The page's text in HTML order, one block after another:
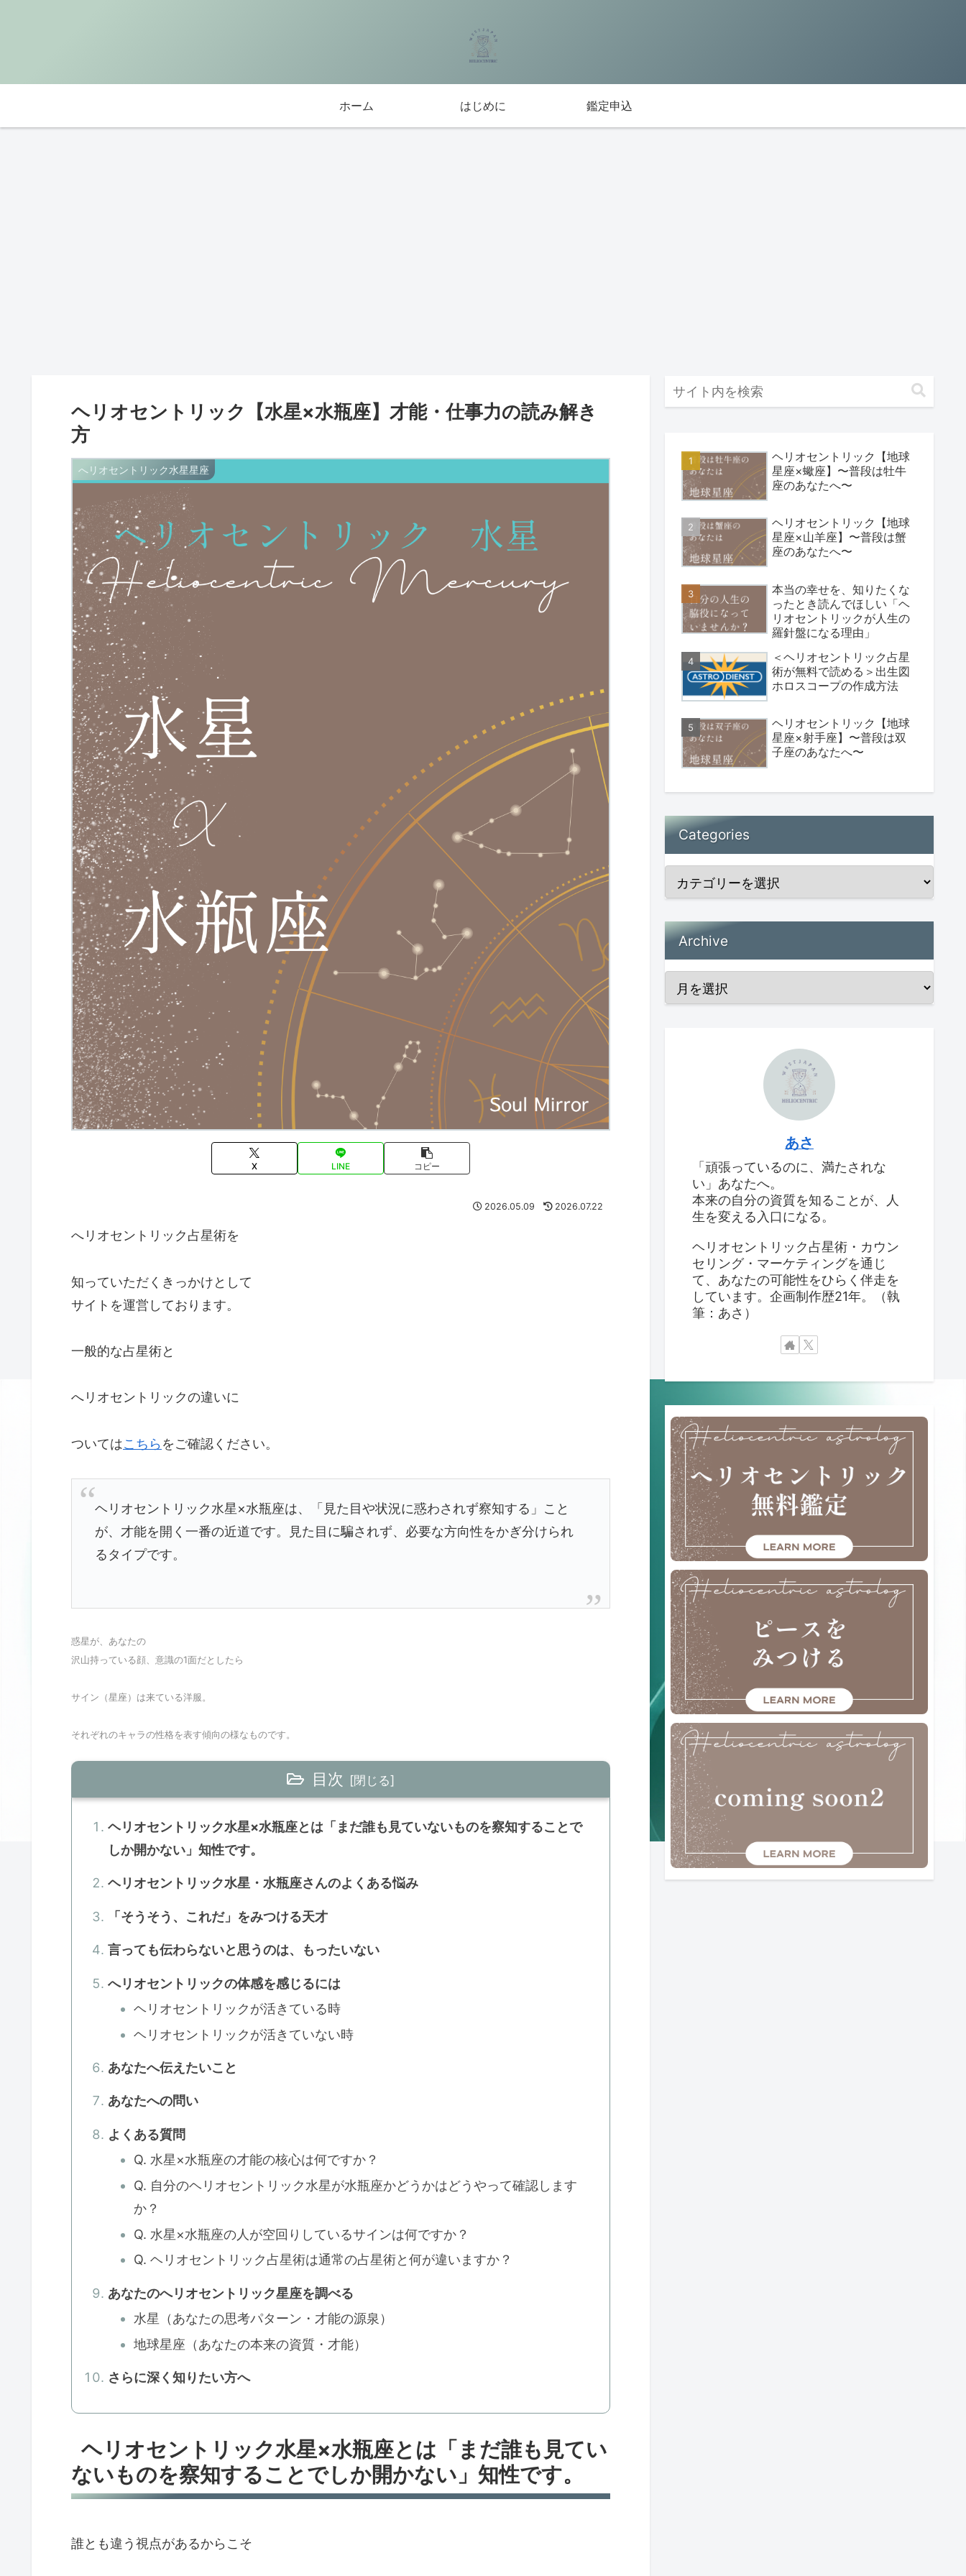
ホーム はじめに 鑑定申込
ヘリオセントリック【水星×水瓶座】才能・仕事力の読み解き
方
へリオセントリック水星星座
X LINE コピー
2026.05.09 2026.07.22
へリオセントリック占星術を
知っていただくきっかけとして
サイトを運営しております。
一般的な占星術と
へリオセントリックの違いに
ついてはこちら をご確認ください。
ヘリオセントリック水星×水瓶座は、「見た目や状況に惑わされず察知する」こと
が、才能を開く一番の近道です。見た目に騙されず、必要な方向性をかぎ分けられ
るタイプです。
惑星が、あなたの
沢山持っている顔、意識の1面だとしたら
サイン（星座）は来ている洋服。
それぞれのキャラの性格を表す傾向の様なものです。
目次
ヘリオセントリック水星×水瓶座とは「まだ誰も見ていないものを察知することで
しか開かない」知性です。
ヘリオセントリック水星・水瓶座さんのよくある悩み
「そうそう、これだ」をみつける天才
言っても伝わらないと思うのは、もったいない
へリオセントリックの体感を感じるには
ヘリオセントリックが活きている時
ヘリオセントリックが活きていない時
あなたへ伝えたいこと
あなたへの問い
よくある質問
Q. 水星×水瓶座の才能の核心は何ですか？
Q. 自分のヘリオセントリック水星が水瓶座かどうかはどうやって確認します
か？
Q. 水星×水瓶座の人が空回りしているサインは何ですか？
Q. ヘリオセントリック占星術は通常の占星術と何が違いますか？
あなたのへリオセントリック星座を調べる
水星（あなたの思考パターン・才能の源泉）
地球星座（あなたの本来の資質・才能）
さらに深く知りたい方へ
ヘリオセントリック水星×水瓶座とは「まだ誰も見てい
ないものを察知することでしか開かない」知性です。
誰とも違う視点があるからこそ
ヘリオセントリック【地球
星座×蠍座】〜普段は牡牛
座のあなたへ〜
ヘリオセントリック【地球
星座×山羊座】〜普段は蟹
座のあなたへ〜
本当の幸せを、知りたくな
ったとき読んでほしい「ヘ
リオセントリックが人生の
羅針盤になる理由」
＜ヘリオセントリック占星
術が無料で読める＞出生図
ホロスコープの作成方法
ヘリオセントリック【地球
星座×射手座】〜普段は双
子座のあなたへ〜
Categories
Archive
あさ
「頑張っているのに、満たされな
い」あなたへ。
本来の自分の資質を知ることが、人
生を変える入口になる。
ヘリオセントリック占星術・カウン
セリング・マーケティングを通じ
て、あなたの可能性をひらく伴走を
しています。企画制作歴21年。（執
筆：あさ）